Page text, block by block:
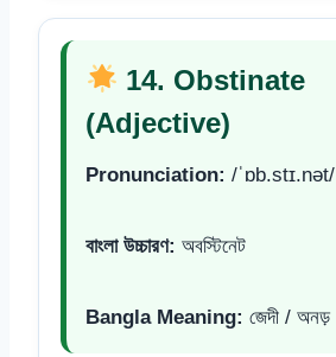
14. Obstinate
(Adjective)
Pronunciation: /ˈɒb.stɪ.nət/
বাংলা উচ্চারণ: অবস্টিনেট
Bangla Meaning: জেদী / অনড়